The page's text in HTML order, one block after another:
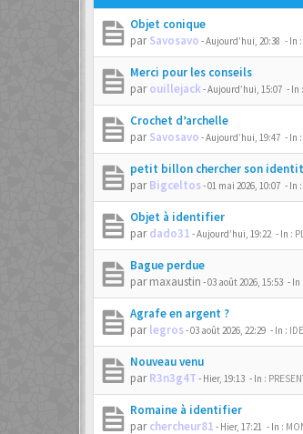
Objet conique
parSavosavo -Aujourd’hui, 20:38 - In :
Merci pour les conseils
parouillejack-Aujourd’hui, 15:07 - In :
Crochet d’archelle
parSavosavo -Aujourd’hui, 19:47 - In :
petit billon chercher son
parBigceltos-01 mai 2026, 10:07 - In :
Objet à identifier
pardado31 -Aujourd’hui, 19:22 - In :
Bague perdue
parmaxaustin -03 août 2026, 15:53 - In :
Agrafe en argent ?
parlegros-03 août 2026, 22:29 - In :
Nouveau venu
parR3n3g4T - Hier, 19:13 - In :
Romaine à identifier
parchercheur81 - Hier, 17:21 - In :